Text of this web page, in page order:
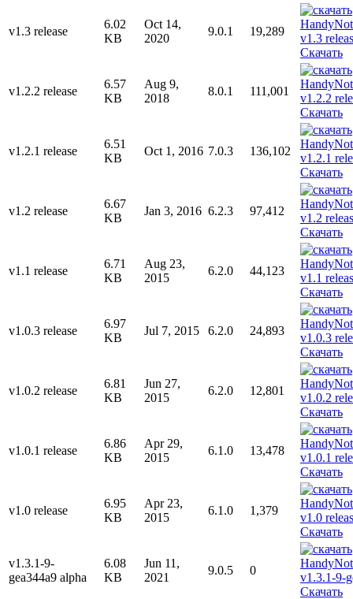
v1.3 release
6.02
KB
Oct 14,
2020
9.0.1
19,289
Скачать
v1.2.2 release
6.57
KB
Aug 9,
2018
8.0.1
111,001
Скачать
v1.2.1 release
6.51
KB
Oct 1, 2016 7.0.3
136,102
Скачать
v1.2 release
6.67
KB
Jan 3, 2016 6.2.3
97,412
Скачать
v1.1 release
6.71
KB
Aug 23,
2015
6.2.0
44,123
Скачать
v1.0.3 release
6.97
KB
Jul 7, 2015 6.2.0
24,893
Скачать
v1.0.2 release
6.81
KB
Jun 27,
2015
6.2.0
12,801
Скачать
v1.0.1 release
6.86
KB
Apr 29,
2015
6.1.0
13,478
Скачать
v1.0 release
6.95
KB
Apr 23,
2015
6.1.0
1,379
Скачать
v1.3.1-9-
gea344a9 alpha
6.08
KB
Jun 11,
2021
9.0.5
0
Скачать